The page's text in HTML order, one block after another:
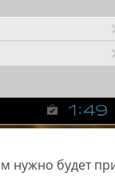
нужно будет